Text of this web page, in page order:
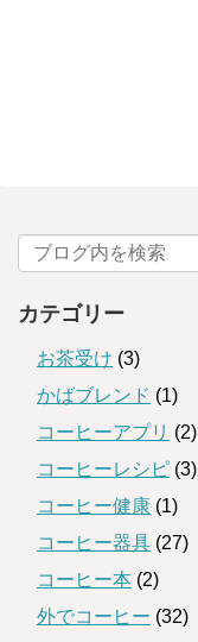
カテゴリー
お茶受け (3)
かばブレンド (1)
コーヒーアプリ (2)
コーヒーレシピ (3)
コーヒー健康 (1)
コーヒー器具 (27)
コーヒー本 (2)
外でコーヒー (32)